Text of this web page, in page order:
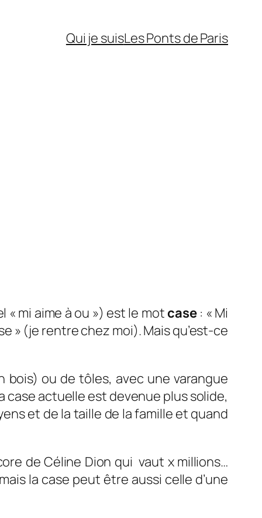
Qui je suisLes Ponts de Paris
« mi aime à ou ») est le mot case : « Mi
» (je rentre chez moi). Mais qu’est-ce
bois) ou de tôles, avec une varangue
case actuelle est devenue plus solide,
et de la taille de la famille et quand
de Céline Dion qui vaut x millions…
la case peut être aussi celle d’une